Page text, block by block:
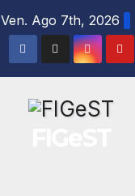
Ven. Ago 7th, 2026